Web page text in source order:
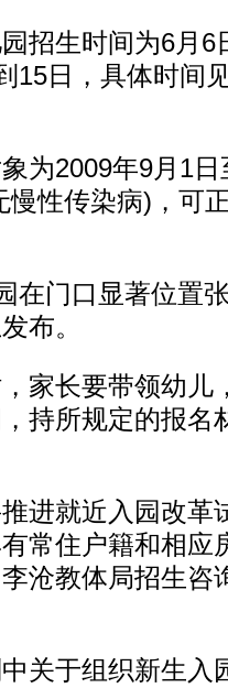
生时间为6月6
15日，具体时间
2009年9月1日
性传染病)，可
门口显著位置
布。
长要带领幼儿
持所规定的报名
就近入园改革
常住户籍和相应
沧教体局招生咨
于组织新生入